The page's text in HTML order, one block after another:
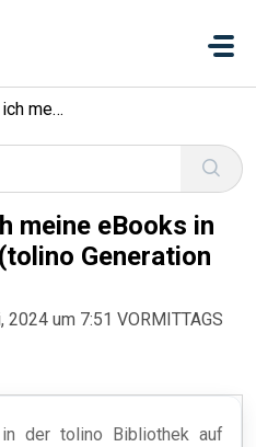
(tolino Gene...
meine eBooks in
Generation
um 7:51 VORMITTAGS
der tolino Bibliothek auf